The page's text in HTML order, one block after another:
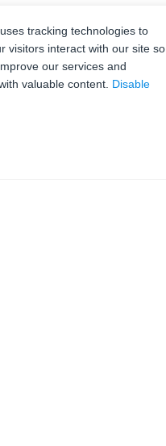
tracking technologies to
visitors interact with our site so
our services and
valuable content. Disable